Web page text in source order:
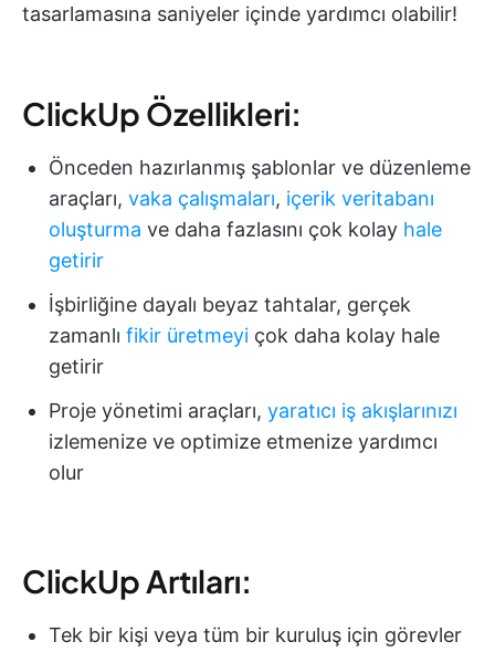
tasarlamasına saniyeler içinde yardımcı olabilir!
ClickUp Özellikleri:
Önceden hazırlanmış şablonlar ve düzenleme
araçları, vaka çalışmaları, içerik veritabanı
oluşturma ve daha fazlasını çok kolay hale
getirir
İşbirliğine dayalı beyaz tahtalar, gerçek
zamanlı fikir üretmeyi çok daha kolay hale
getirir
Proje yönetimi araçları, yaratıcı iş akışlarınızı
izlemenize ve optimize etmenize yardımcı
olur
ClickUp Artıları:
Tek bir kişi veya tüm bir kuruluş için görevler